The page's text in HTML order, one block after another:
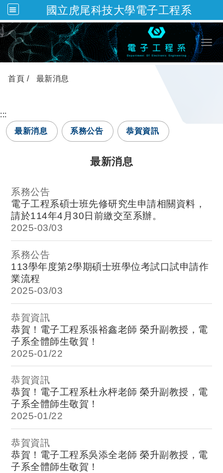
國立虎尾科技大學電子工程系
跳到主要內容
首頁 最新消息
:::
最新消息
系務公告 恭賀資訊
最新消息
系務公告
電子工程系碩士班先修研究生申請相關資料，
請於114年4月30日前繳交至系辦。
2025-03/03
系務公告
113學年度第2學期碩士班學位考試口試申請作
業流程
2025-03/03
恭賀資訊
恭賀！電子工程系張裕鑫老師 榮升副教授，電
子系全體師生敬賀！
2025-01/22
恭賀資訊
恭賀！電子工程系杜永枰老師 榮升副教授，電
子系全體師生敬賀！
2025-01/22
恭賀資訊
恭賀！電子工程系吳添全老師 榮升副教授，電
子系全體師生敬賀！